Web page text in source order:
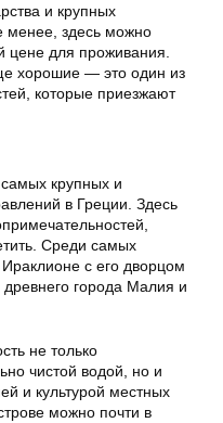
и крупных
менее, здесь можно
цене для проживания.
хорошие — это один из
которые приезжают
крупных и
в Греции. Здесь
Среди самых
с его дворцом
древнего города Малия и
не только
чистой водой, но и
и культурой местных
можно почти в